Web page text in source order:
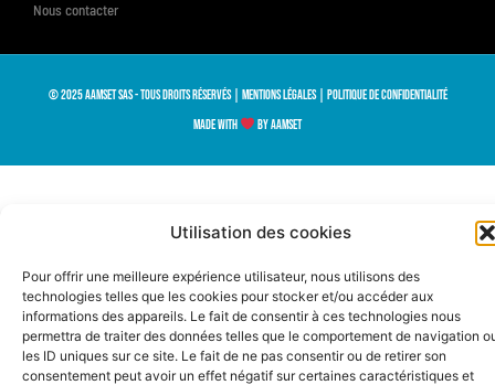
Utilisation des cookies
Pour offrir une meilleure expérience utilisateur, nous utilisons des
technologies telles que les cookies pour stocker et/ou accéder aux
informations des appareils. Le fait de consentir à ces technologies nous
permettra de traiter des données telles que le comportement de navigation
les ID uniques sur ce site. Le fait de ne pas consentir ou de retirer son
consentement peut avoir un effet négatif sur certaines caractéristiques et
Nous contacter
© 2025 AAMSET SAS - Tous droits réservés | Mentions légales| Politique de confidentialité
Made with
by AAMSET